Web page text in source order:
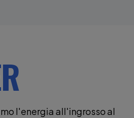
l'energia all'ingrosso al